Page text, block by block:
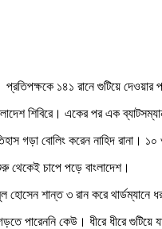
১৪১ রানে গুটিয়ে
শিবিরে। একের পর এক
বোলিং করেন নাহিদ রানা। ১০
থেকেই চাপে পড়ে বাংলাদেশ।
হোসেন শান্ত ৩ রান করে
পারেননি কেউ। ধীরে ধীরে গুটিয়ে